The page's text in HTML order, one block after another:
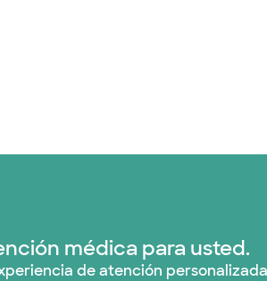
médica para usted.
de atención